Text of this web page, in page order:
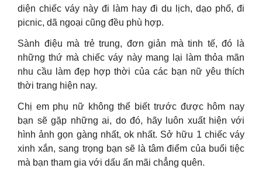
diện chiếc váy này đi làm hay đi du lịch, dạo phố, đi
picnic, dã ngoại cũng đều phù hợp.
Sành điệu mà trẻ trung, đơn giản mà tinh tế, đó là
những thứ mà chiếc váy này mang lại làm thỏa mãn
nhu cầu làm đẹp hợp thời của các bạn nữ yêu thích
thời trang hiện nay.
Chị em phụ nữ không thể biết trước được hôm nay
bạn sẽ gặp những ai, do đó, hãy luôn xuất hiện với
hình ảnh gọn gàng nhất, ok nhất. Sở hữu 1 chiếc váy
xinh xắn, sang trọng bạn sẽ là tâm điểm của buổi tiệc
mà bạn tham gia với dấu ấn mãi chẳng quên.